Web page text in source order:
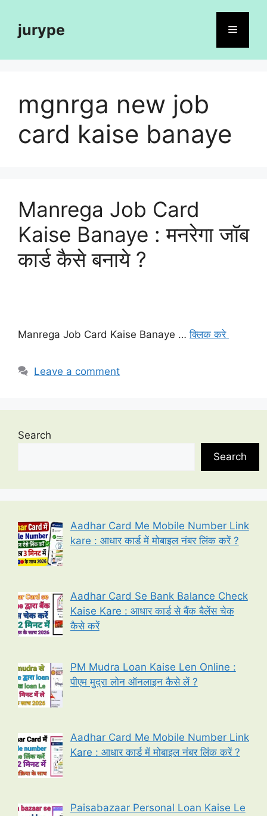
contentjurype Menu
mgnrga new job
card kaise banaye
Manrega Job Card
Kaise Banaye : मनरेगा जॉब
कार्ड कैसे बनाये ?
Manrega Job Card Kaise Banaye …क्लिक करे
Leave a comment
Search
Search
Aadhar Card Me Mobile Number Link
kare : आधार कार्ड में मोबाइल नंबर लिंक करें ?
Aadhar Card Se Bank Balance Check
Kaise Kare : आधार कार्ड से बैंक बैलेंस चेक
कैसे करें
PM Mudra Loan Kaise Len Online :
पीएम मुद्रा लोन ऑनलाइन कैसे लें ?
Aadhar Card Me Mobile Number Link
Kare : आधार कार्ड में मोबाइल नंबर लिंक करें ?
Paisabazaar Personal Loan Kaise Le